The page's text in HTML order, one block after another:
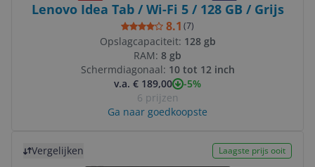
Lenovo Idea Tab / Wi-Fi 5 / 128 GB / Grijs
8.1 (7)
Opslagcapaciteit: 128 gb
RAM: 8 gb
Schermdiagonaal: 10 tot 12 inch
v.a. € 189,00
-5%
6 prijzen
Ga naar goedkoopste
Vergelijken Laagste prijs ooit